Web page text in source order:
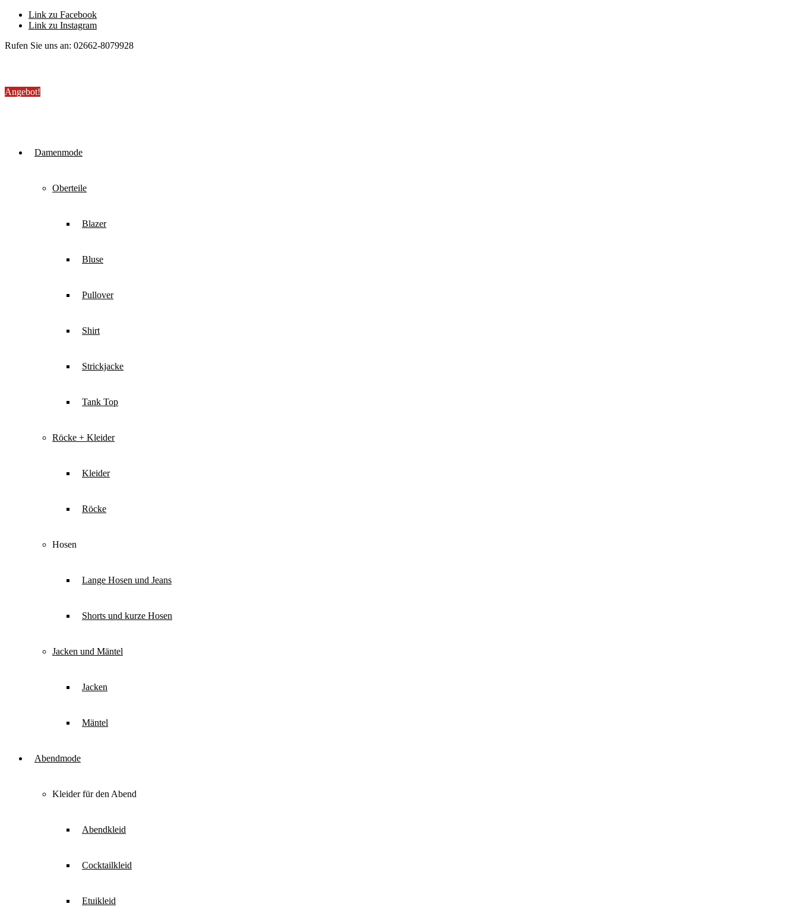
Link zu Facebook
Link zu Instagram
Rufen Sie uns an: 02662-8079928
Damenmode
Oberteile
Blazer
Bluse
Pullover
Shirt
Strickjacke
Tank Top
Röcke + Kleider
Kleider
Röcke
Hosen
Lange Hosen und Jeans
Shorts und kurze Hosen
Jacken und Mäntel
Jacken
Mäntel
Abendmode
Kleider für den Abend
Abendkleid
Cocktailkleid
Etuikleid
Angebot!